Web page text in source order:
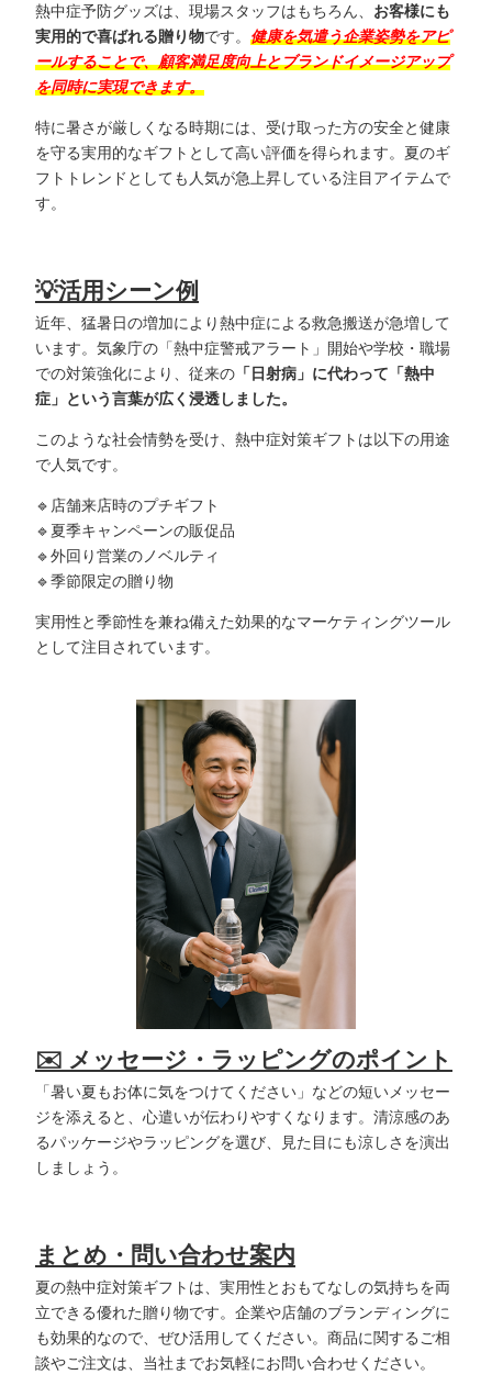
熱中症予防グッズは、現場スタッフはもちろん、 お客様にも
実用的で喜ばれる贈り物です。 健康を気遣う企業姿勢をアピ
ールすることで、顧客満足度向上とブランドイメージアップ
を同時に実現できます。
特に暑さが厳しくなる時期には、受け取った方の安全と健康
を守る実用的なギフトとして高い評価を得られます。夏のギ
フトトレンドとしても人気が急上昇している注目アイテムで
す。
💡活用シーン例
近年、猛暑日の増加により熱中症による救急搬送が急増して
います。気象庁の「熱中症警戒アラート」開始や学校・職場
での対策強化により、従来の 「日射病」に代わって「熱中
症」という言葉が広く浸透しました。
このような社会情勢を受け、熱中症対策ギフトは以下の用途
で人気です。
🔹店舗来店時のプチギフト
🔹夏季キャンペーンの販促品
🔹外回り営業のノベルティ
🔹季節限定の贈り物
実用性と季節性を兼ね備えた効果的なマーケティングツール
として注目されています。
✉️ メッセージ・ラッピングのポイント
「暑い夏もお体に気をつけてください」などの短いメッセー
ジを添えると、心遣いが伝わりやすくなります。清涼感のあ
るパッケージやラッピングを選び、見た目にも涼しさを演出
しましょう。
まとめ・問い合わせ案内
夏の熱中症対策ギフトは、実用性とおもてなしの気持ちを両
立できる優れた贈り物です。企業や店舗のブランディングに
も効果的なので、ぜひ活用してください。商品に関するご相
談やご注文は、当社までお気軽にお問い合わせください。